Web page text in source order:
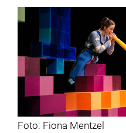
Foto: Fiona Mentzel